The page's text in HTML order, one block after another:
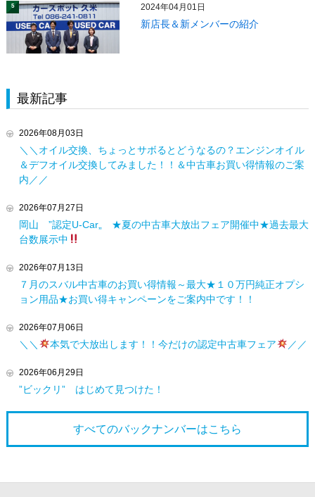
5 2024年04月01日
新店長＆新メンバーの紹介
最新記事
2026年08月03日
＼＼オイル交換、ちょっとサボるとどうなるの？エンジンオイル
＆デフオイル交換してみました！！＆中古車お買い得情報のご案
内／／
2026年07月27日
岡山 ”認定U-Car„ ★夏の中古車大放出フェア開催中★過去最大
台数展示中
2026年07月13日
７月のスバル中古車のお買い得情報～最大★１０万円純正オプシ
ョン用品★お買い得キャンペーンをご案内中です！！
2026年07月06日
＼＼ 本気で大放出します！！今だけの認定中古車フェア ／／
2026年06月29日
”ビックリ” はじめて見つけた！
すべてのバックナンバーはこちら